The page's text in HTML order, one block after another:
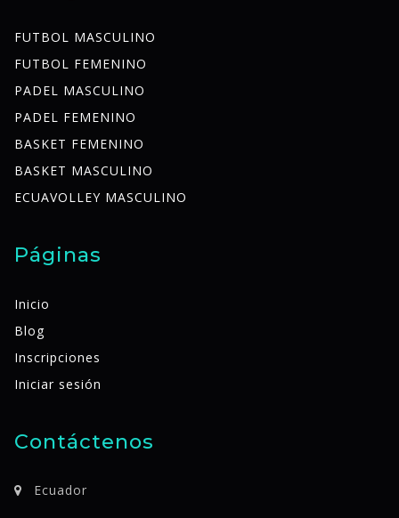
FUTBOL MASCULINO
FUTBOL FEMENINO
PADEL MASCULINO
PADEL FEMENINO
BASKET FEMENINO
BASKET MASCULINO
ECUAVOLLEY MASCULINO
Páginas
Inicio
Blog
Inscripciones
Iniciar sesión
Contáctenos
Ecuador